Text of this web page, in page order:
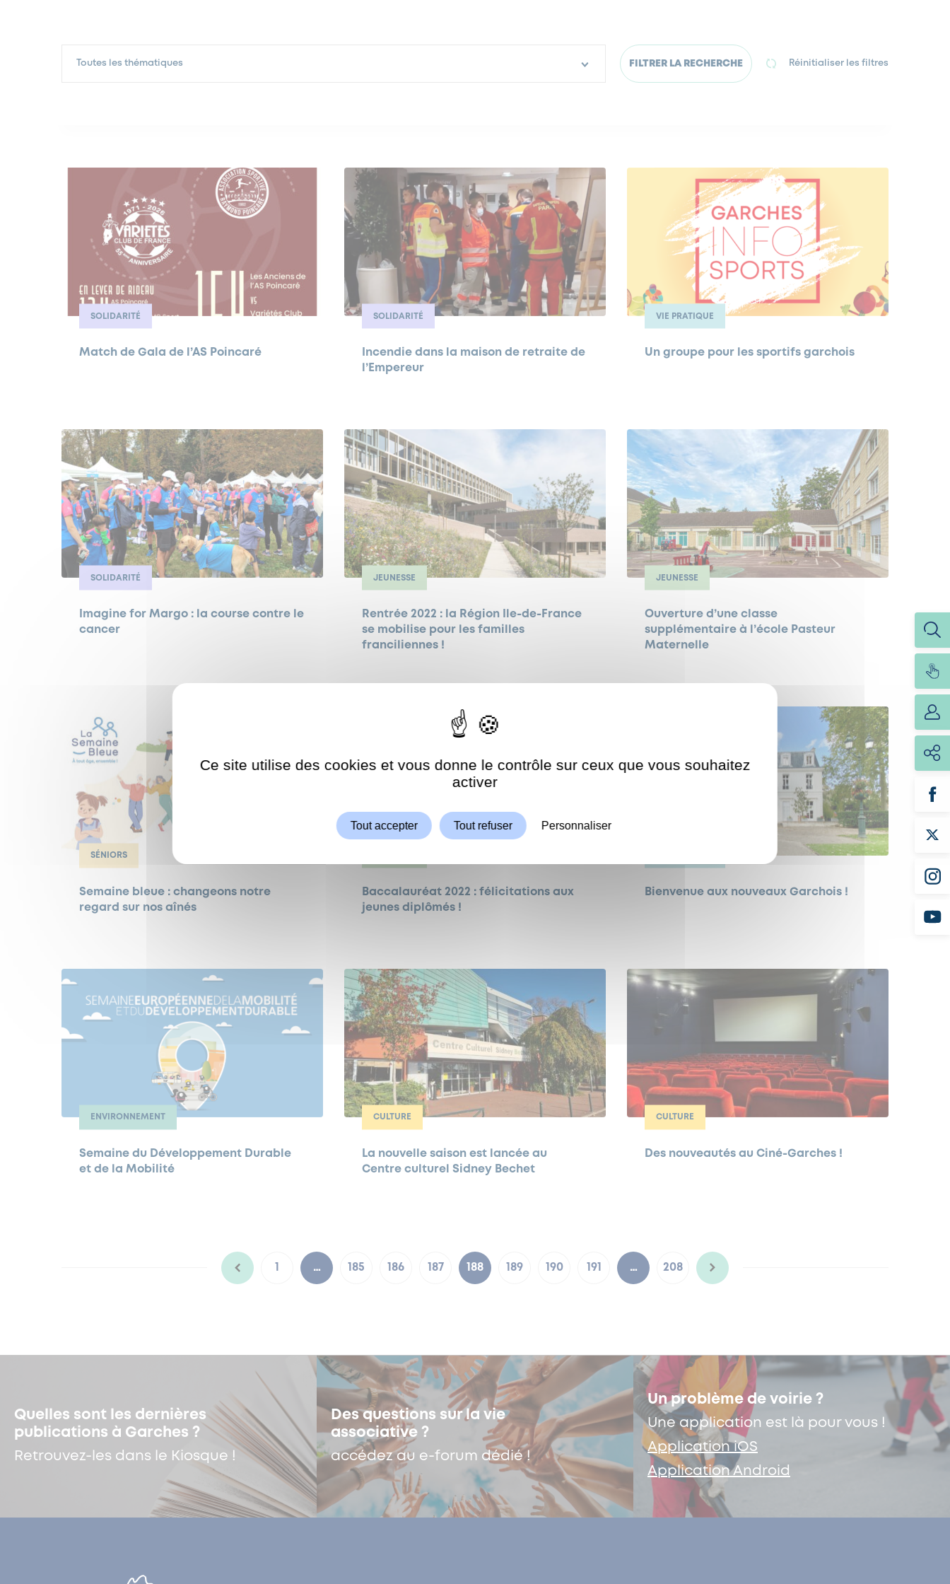
Toutes les thématiques FILTRER LA RECHERCHE Réinitialiser les filtres
SOLIDARITÉ
Match de Gala de l’AS Poincaré
SOLIDARITÉ
Incendie dans la maison de retraite de
l’Empereur
VIE PRATIQUE
Un groupe pour les sportifs garchois
SOLIDARITÉ
Imagine for Margo : la course contre le
cancer
JEUNESSE
Rentrée 2022 : la Région Ile-de-France
se mobilise pour les familles
franciliennes !
JEUNESSE
Ouverture d’une classe
supplémentaire à l’école Pasteur
Maternelle
SÉNIORS
Semaine bleue : changeons notre
regard sur nos aînés
Baccalauréat 2022 : félicitations aux
jeunes diplômés !
Bienvenue aux nouveaux Garchois !
ENVIRONNEMENT
Semaine du Développement Durable
et de la Mobilité
CULTURE
La nouvelle saison est lancée au
Centre culturel Sidney Bechet
CULTURE
Des nouveautés au Ciné-Garches !
… 185 186 187 188 189 190 191 … 208
Quelles sont les dernières
publications à Garches ?
Retrouvez-les dans le Kiosque !
Des questions sur la vie
associative ?
accédez au e-forum dédié !
Un problème de voirie ?
Une application est là pour vous !
Application iOS
Application Android
Autoriser
Ce site utilise des cookies et vous donne le contrôle sur ceux que vous souhaitez
activer
Tout accepter Tout refuser Personnaliser